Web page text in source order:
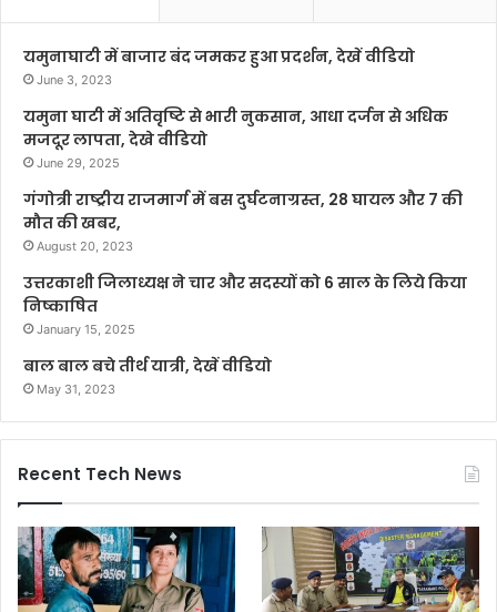
यमुनाघाटी में बाजार बंद जमकर हुआ प्रदर्शन, देखें वीडियो
June 3, 2023
यमुना घाटी में अतिवृष्टि से भारी नुकसान, आधा दर्जन से अधिक
मजदूर लापता, देखे वीडियो
June 29, 2025
गंगोत्री राष्ट्रीय राजमार्ग में बस दुर्घटनाग्रस्त, 28 घायल और 7 की
मौत की खबर,
August 20, 2023
उत्तरकाशी जिलाध्यक्ष ने चार और सदस्यों को 6 साल के लिये किया
निष्काषित
January 15, 2025
बाल बाल बचे तीर्थ यात्री, देखें वीडियो
May 31, 2023
Recent Tech News